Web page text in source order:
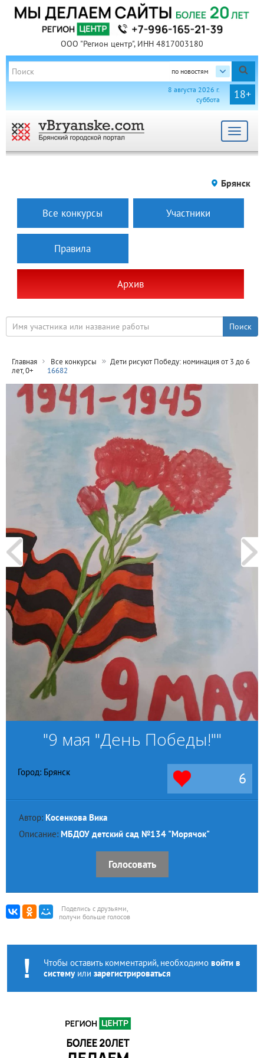
ООО "Регион центр", ИНН 4817003180
по новостям
18+
8 августа 2026 г.
суббота
Toggle
Брянск
Все конкурсы Участники
Правила
Архив
Главная Все конкурсы
Дети рисуют Победу: номинация от 3 до 6
лет, 0+
16682
"9 мая "День Победы!""
Город: Брянск 6
Автор: Косенкова Вика
Описание: МБДОУ детский сад №134 "Морячок"
Голосовать
Поделись с друзьями,
получи больше голосов
Чтобы оставить комментарий, необходимо войти в
системуили зарегистрироваться